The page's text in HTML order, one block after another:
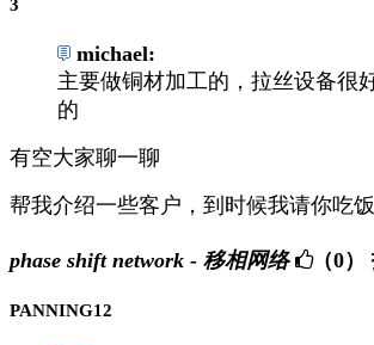
3
michael:
主要做铜材加工的，拉丝设备很
的
有空大家聊一聊
帮我介绍一些客户，到时候我请你吃饭
phase shift network - 移相网络 （0）
PANNING12